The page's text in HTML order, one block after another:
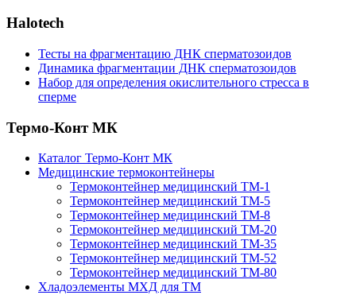
Halotech
Тесты на фрагментацию ДНК сперматозоидов
Динамика фрагментации ДНК сперматозоидов
Набор для определения окислительного стресса в
сперме
Термо-Конт МК
Каталог Термо-Конт МК
Медицинские термоконтейнеры
Термоконтейнер медицинский ТМ-1
Термоконтейнер медицинский ТМ-5
Термоконтейнер медицинский ТМ-8
Термоконтейнер медицинский ТМ-20
Термоконтейнер медицинский ТМ-35
Термоконтейнер медицинский ТМ-52
Термоконтейнер медицинский ТМ-80
Хладоэлементы МХД для ТМ